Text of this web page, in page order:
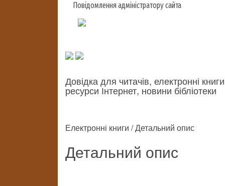
Повідомлення адміністратору сайта
Довідка для читачів, електронні
ресурси Інтернет, новини бібліотеки
Електронні книги / Детальний опис
Детальний опис